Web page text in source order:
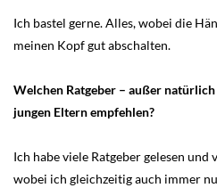
Ich bastel gerne. Alles, wobei die
meinen Kopf gut abschalten.
Welchen Ratgeber – außer
jungen Eltern empfehlen?
Ich habe viele Ratgeber gelesen und
wobei ich gleichzeitig auch immer